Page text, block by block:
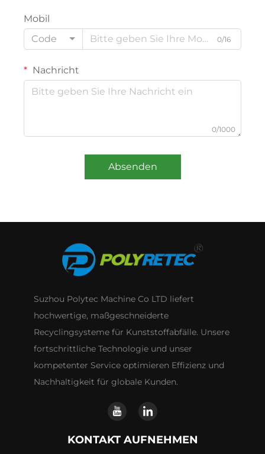
Mobil
Code
0/16
Nachricht
0/1000
Absenden
Suzhou Polytec Machine Co LTD liefert
hochwertige, maßgeschneiderte
Recyclingsysteme für Kunststoffabfälle. Unsere
fortschrittliche Technologie und unser
kompetenter Service optimieren Effizienz und
Nachhaltigkeit für globale Kunden.
KONTAKT AUFNEHMEN